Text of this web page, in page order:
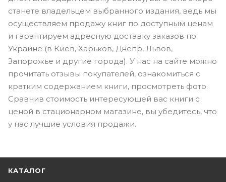
станете владельцем выбранного издания, ведь мы
осуществляем продажу книг по доступным ценам
и гарантируем адресную доставку заказов по
Украине (в Киев, Харьков, Днепр, Львов,
Запорожье и другие города). У нас на сайте можно
прочитать отзывы покупателей, ознакомиться с
кратким содержанием книги, просмотреть фото.
Сравнив стоимость интересующей вас книги с
ценой в стационарном магазине, вы убедитесь, что
у нас лучшие условия продажи.
КАТАЛОГ